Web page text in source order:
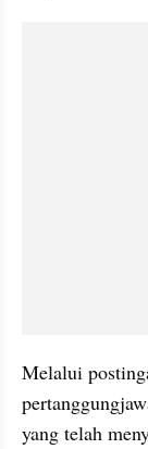
Melalui
yang telah